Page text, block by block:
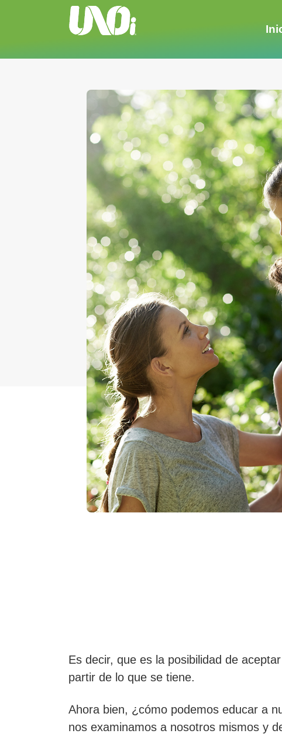
Es decir, que es la posibilidad de
partir de lo que se tiene.
Ahora bien, ¿cómo podemos educar a
nos examinamos a nosotros mismos y